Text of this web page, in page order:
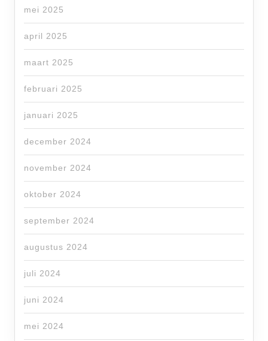
mei 2025
april 2025
maart 2025
februari 2025
januari 2025
december 2024
november 2024
oktober 2024
september 2024
augustus 2024
juli 2024
juni 2024
mei 2024